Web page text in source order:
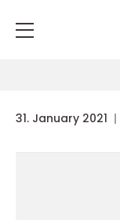
31. January 2021